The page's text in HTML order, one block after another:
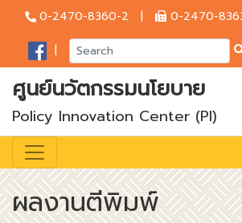
0-2470-8360-2 | 0-2470-
|
ศูนย์นวัตกรรมนโยบาย
Policy Innovation Center (PI)
ผลงานตีพิมพ์